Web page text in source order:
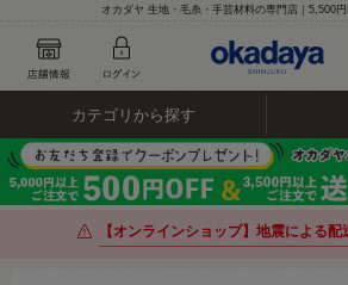
オカダヤ 生地・毛糸・手芸材料の専門店｜5,500円
カテゴリから探す
【オンラインショップ】地震による